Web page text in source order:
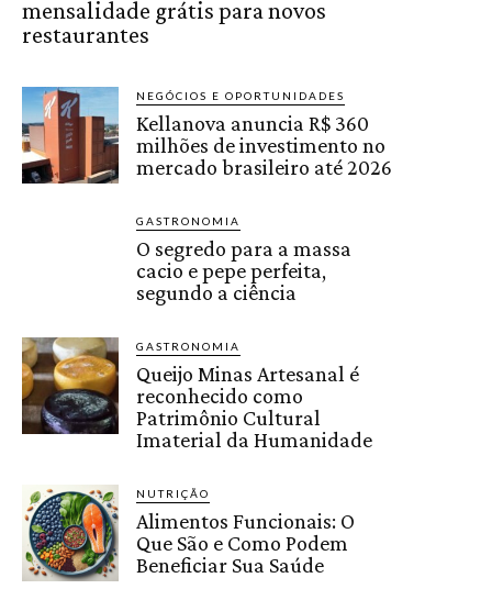
mensalidade grátis para novos
restaurantes
NEGÓCIOS E OPORTUNIDADES
Kellanova anuncia R$ 360
milhões de investimento no
mercado brasileiro até 2026
GASTRONOMIA
O segredo para a massa
cacio e pepe perfeita,
segundo a ciência
GASTRONOMIA
Queijo Minas Artesanal é
reconhecido como
Patrimônio Cultural
Imaterial da Humanidade
NUTRIÇÃO
Alimentos Funcionais: O
Que São e Como Podem
Beneficiar Sua Saúde